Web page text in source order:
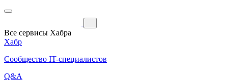
Все сервисы Хабра
Хабр
Сообщество IT-специалистов
Q&A